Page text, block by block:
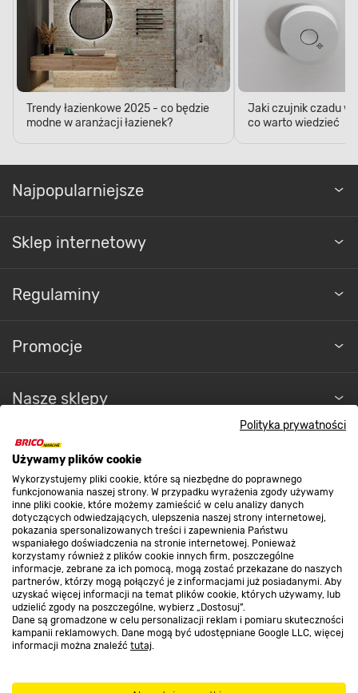
Polityka prywatności
Używamy plików cookie
Wykorzystujemy pliki cookie, które są niezbędne do poprawnego
funkcjonowania naszej strony. W przypadku wyrażenia zgody używamy
inne pliki cookie, które możemy zamieścić w celu analizy danych
dotyczących odwiedzających, ulepszenia naszej strony internetowej,
pokazania spersonalizowanych treści i zapewnienia Państwu
wspaniałego doświadczenia na stronie internetowej. Ponieważ
korzystamy również z plików cookie innych firm, poszczególne
informacje, zebrane za ich pomocą, mogą zostać przekazane do naszych
partnerów, którzy mogą połączyć je z informacjami już posiadanymi. Aby
uzyskać więcej informacji na temat plików cookie, których używamy, lub
udzielić zgody na poszczególne, wybierz „Dostosuj”.
Dane są gromadzone w celu personalizacji reklam i pomiaru skuteczności
kampanii reklamowych. Dane mogą być udostępniane Google LLC, więcej
informacji można znaleźć tutaj.
Trendy łazienkowe 2025 - co będzie
modne w aranżacji łazienek?
Jaki czujnik czadu
co warto wiedzieć
Najpopularniejsze
Sklep internetowy
Regulaminy
Promocje
Nasze sklepy
O nas
Kontakt do sklepu
Strefa biznesu
Dołącz do nas